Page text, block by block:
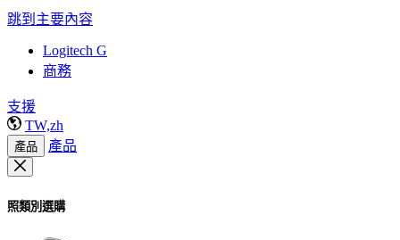
跳到主要內容
Logitech G
商務
支援
TW,zh
產品 產品
照類別選購